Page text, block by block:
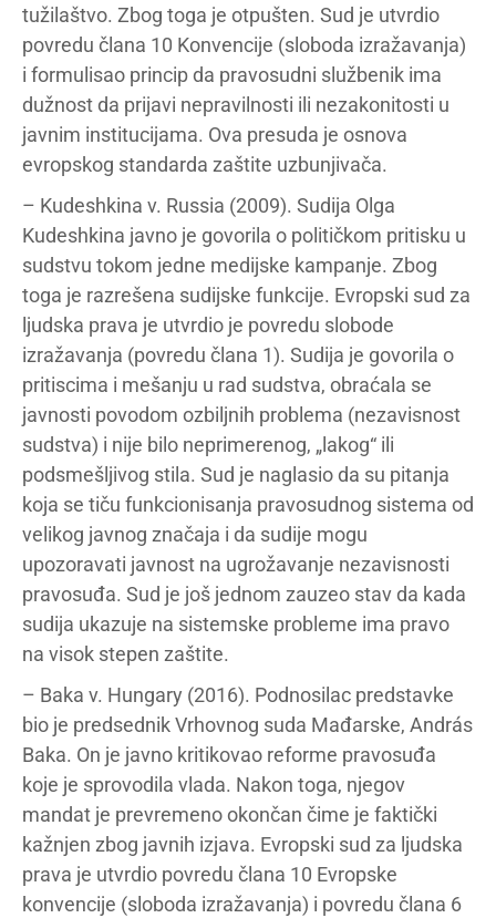
tužilaštvo. Zbog toga je otpušten. Sud je utvrdio
povredu člana 10 Konvencije (sloboda izražavanja)
i formulisao princip da pravosudni službenik ima
dužnost da prijavi nepravilnosti ili nezakonitosti u
javnim institucijama. Ova presuda je osnova
evropskog standarda zaštite uzbunjivača.
– Kudeshkina v. Russia (2009). Sudija Olga
Kudeshkina javno je govorila o političkom pritisku u
sudstvu tokom jedne medijske kampanje. Zbog
toga je razrešena sudijske funkcije. Evropski sud za
ljudska prava je utvrdio je povredu slobode
izražavanja (povredu člana 1). Sudija je govorila o
pritiscima i mešanju u rad sudstva, obraćala se
javnosti povodom ozbiljnih problema (nezavisnost
sudstva) i nije bilo neprimerenog, „lakog“ ili
podsmešljivog stila. Sud je naglasio da su pitanja
koja se tiču funkcionisanja pravosudnog sistema od
velikog javnog značaja i da sudije mogu
upozoravati javnost na ugrožavanje nezavisnosti
pravosuđa. Sud je još jednom zauzeo stav da kada
sudija ukazuje na sistemske probleme ima pravo
na visok stepen zaštite.
– Baka v. Hungary (2016). Podnosilac predstavke
bio je predsednik Vrhovnog suda Mađarske, András
Baka. On je javno kritikovao reforme pravosuđa
koje je sprovodila vlada. Nakon toga, njegov
mandat je prevremeno okončan čime je faktički
kažnjen zbog javnih izjava. Evropski sud za ljudska
prava je utvrdio povredu člana 10 Evropske
konvencije (sloboda izražavanja) i povredu člana 6